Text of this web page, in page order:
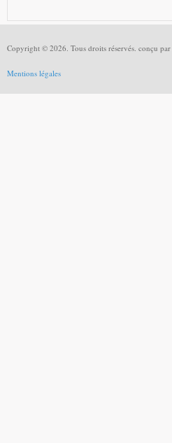
Copyright © 2026. Tous droits réservés. conçu par
Mentions légales